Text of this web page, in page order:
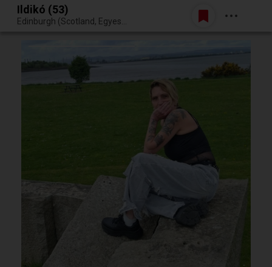
Egy jó randiból bármi lehet.
Belépés
Ildikó (53)